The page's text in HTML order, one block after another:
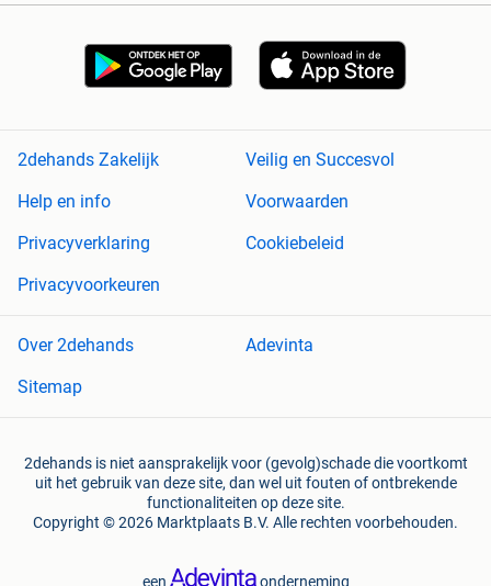
2dehands Zakelijk
Veilig en Succesvol
Help en info
Voorwaarden
Privacyverklaring
Cookiebeleid
Privacyvoorkeuren
Over 2dehands
Adevinta
Sitemap
2dehands is niet aansprakelijk voor (gevolg)schade die voortkomt
uit het gebruik van deze site, dan wel uit fouten of ontbrekende
functionaliteiten op deze site.
Copyright © 2026 Marktplaats B.V. Alle rechten voorbehouden.
een onderneming